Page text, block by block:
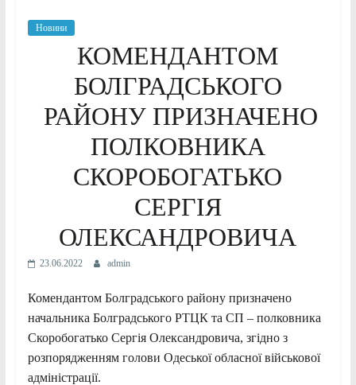
Новини
КОМЕНДАНТОМ
БОЛГРАДСЬКОГО
РАЙОНУ ПРИЗНАЧЕНО
ПОЛКОВНИКА
СКОРОБОГАТЬКО
СЕРГІЯ
ОЛЕКСАНДРОВИЧА
23.06.2022 admin
Комендантом Болградського району призначено
начальника Болградського РТЦК та СП – полковника
Скоробогатько Сергія Олександровича, згідно з
розпорядженням голови Одеської обласної військової
адміністрації.